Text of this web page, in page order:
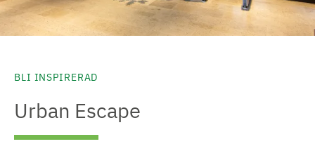
BLI INSPIRERAD
Urban Escape